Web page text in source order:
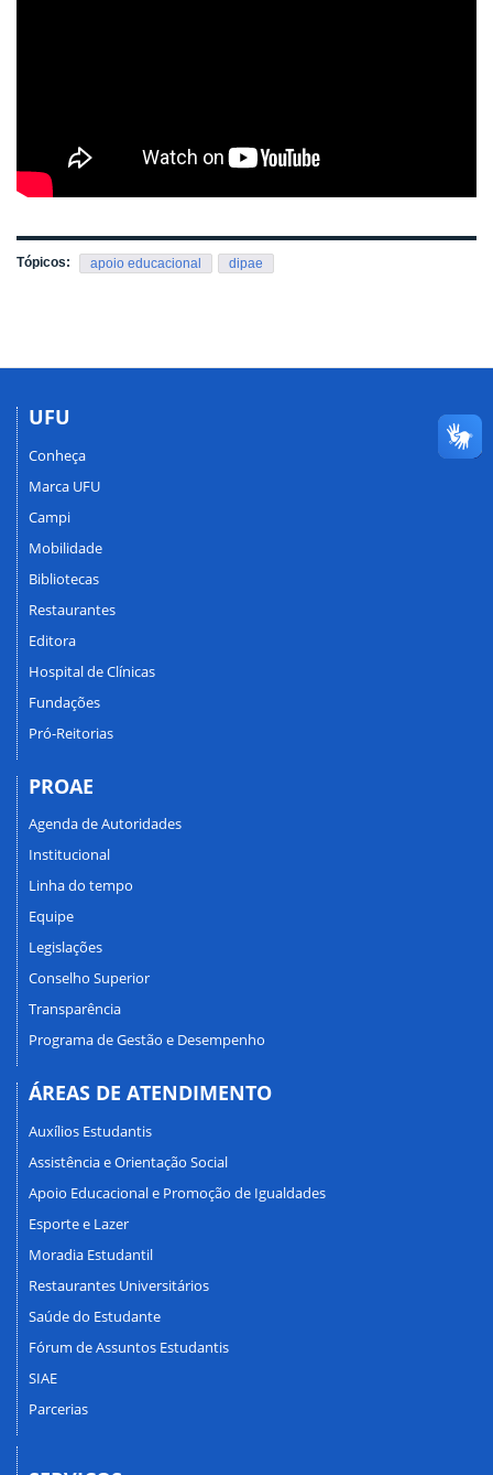
Tópicos: apoio educacional dipae
UFU
Conheça
Marca UFU
Campi
Mobilidade
Bibliotecas
Restaurantes
Editora
Hospital de Clínicas
Fundações
Pró-Reitorias
PROAE
Agenda de Autoridades
Institucional
Linha do tempo
Equipe
Legislações
Conselho Superior
Transparência
Programa de Gestão e Desempenho
ÁREAS DE ATENDIMENTO
Auxílios Estudantis
Assistência e Orientação Social
Apoio Educacional e Promoção de Igualdades
Esporte e Lazer
Moradia Estudantil
Restaurantes Universitários
Saúde do Estudante
Fórum de Assuntos Estudantis
SIAE
Parcerias